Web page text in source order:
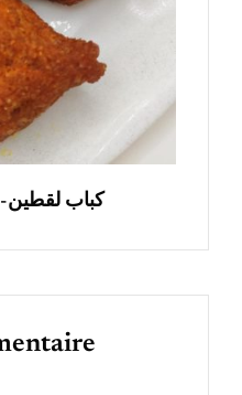
Kbeb laktine-كباب لقطين